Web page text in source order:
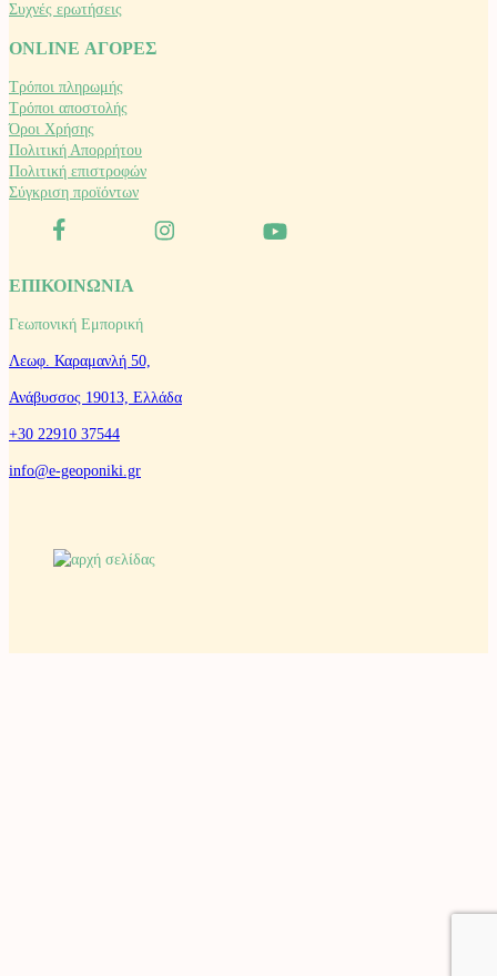
Συχνές ερωτήσεις
ONLINE ΑΓΟΡΕΣ
Τρόποι πληρωμής
Τρόποι αποστολής
Όροι Χρήσης
Πολιτική Απορρήτου
Πολιτική επιστροφών
Σύγκριση προϊόντων
ΕΠΙΚΟΙΝΩΝΙΑ
Γεωπονική Εμπορική
Λεωφ. Καραμανλή 50,
Ανάβυσσος 19013, Ελλάδα
+30 22910 37544
info@e-geoponiki.gr